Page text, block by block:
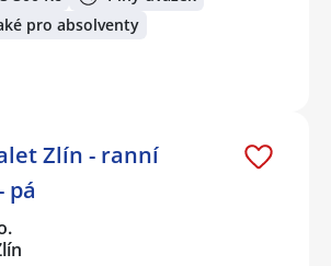
pro absolventy
Zlín - ranní
pá